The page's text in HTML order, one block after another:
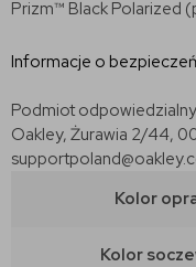
Prizm™ Black Polarized
Informacje o
Podmiot
Oakley, Żurawia 2/44,
Kolor
Kolor